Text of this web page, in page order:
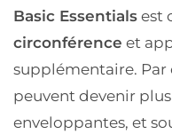
Basic Essentials est
circonférence et
supplémentaire. Par
peuvent devenir
enveloppantes, et